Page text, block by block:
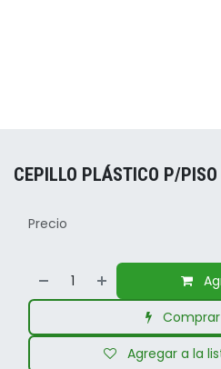
CEPILLO PLÁSTICO P/
Agregar a la
Precio